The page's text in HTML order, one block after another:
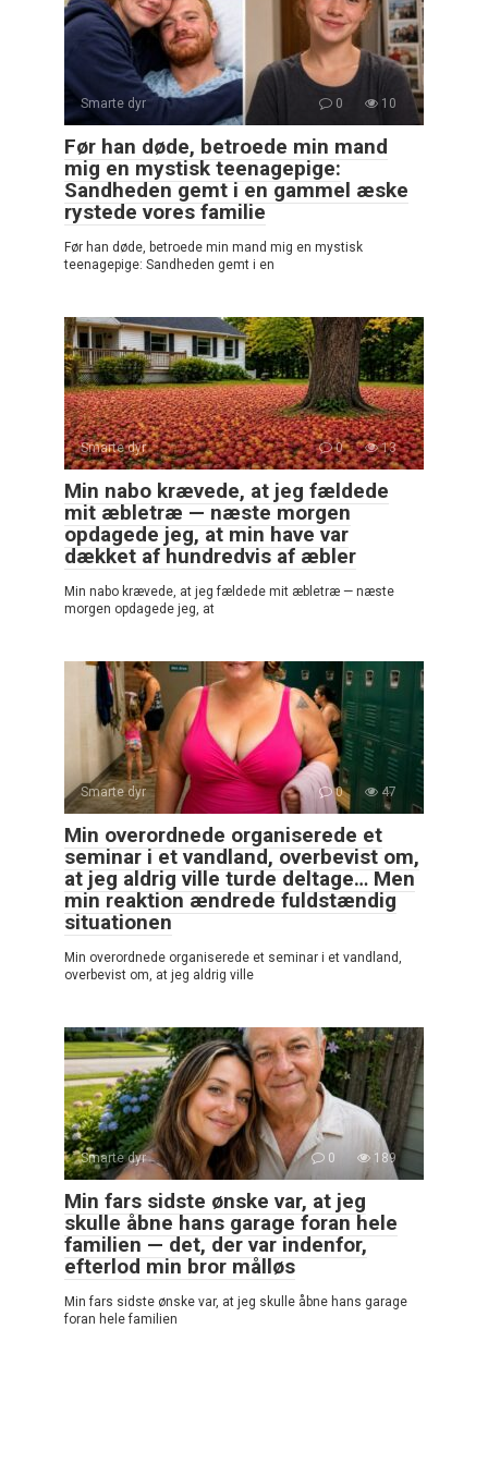
Smarte dyr 0 10
Før han døde, betroede min mand
mig en mystisk teenagepige:
Sandheden gemt i en gammel æske
rystede vores familie
Før han døde, betroede min mand mig en mystisk
teenagepige: Sandheden gemt i en
Smarte dyr 0 13
Min nabo krævede, at jeg fældede
mit æbletræ — næste morgen
opdagede jeg, at min have var
dækket af hundredvis af æbler
Min nabo krævede, at jeg fældede mit æbletræ — næste
morgen opdagede jeg, at
Smarte dyr 0 47
Min overordnede organiserede et
seminar i et vandland, overbevist om,
at jeg aldrig ville turde deltage… Men
min reaktion ændrede fuldstændig
situationen
Min overordnede organiserede et seminar i et vandland,
overbevist om, at jeg aldrig ville
Smarte dyr 0 189
Min fars sidste ønske var, at jeg
skulle åbne hans garage foran hele
familien — det, der var indenfor,
efterlod min bror målløs
Min fars sidste ønske var, at jeg skulle åbne hans garage
foran hele familien